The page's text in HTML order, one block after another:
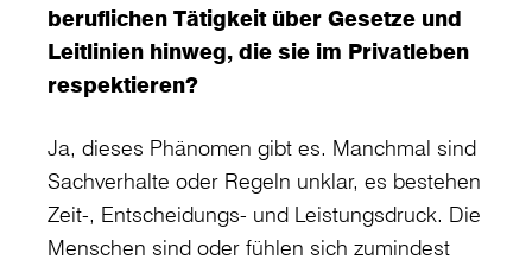
beruflichen Tätigkeit über Gesetze und
Leitlinien hinweg, die sie im Privatleben
respektieren?
Ja, dieses Phänomen gibt es. Manchmal sind
Sachverhalte oder Regeln unklar, es bestehen
Zeit-, Entscheidungs- und Leistungsdruck. Die
Menschen sind oder fühlen sich zumindest